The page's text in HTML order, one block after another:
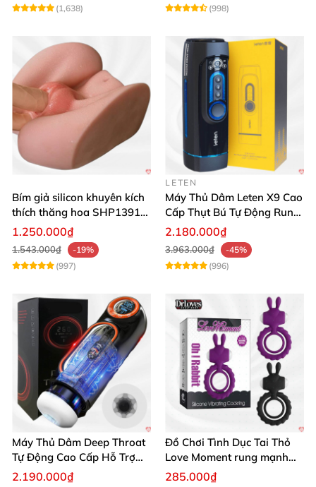
(1,638)
(998)
Bím giả silicon khuyên kích
thích thăng hoa SHP1391
ShopHanhPhuc
1.250.000₫
1.543.000₫
-19%
(997)
LETEN
Máy Thủ Dâm Leten X9 Cao
Cấp Thụt Bú Tự Động Rung
Rên
2.180.000₫
3.963.000₫
-45%
(996)
Máy Thủ Dâm Deep Throat
Tự Động Cao Cấp Hỗ Trợ
Gắn Tường
2.190.000₫
Đồ Chơi Tình Dục Tai Thỏ
Love Moment rung mạnh
mẽ êm ái
285.000₫